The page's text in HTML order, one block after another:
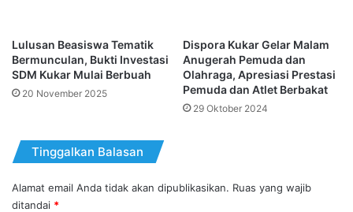
Lulusan Beasiswa Tematik
Bermunculan, Bukti Investasi
SDM Kukar Mulai Berbuah
20 November 2025
Dispora Kukar Gelar Malam
Anugerah Pemuda dan
Olahraga, Apresiasi Prestasi
Pemuda dan Atlet Berbakat
29 Oktober 2024
Tinggalkan Balasan
Alamat email Anda tidak akan dipublikasikan. Ruas yang wajib
ditandai *